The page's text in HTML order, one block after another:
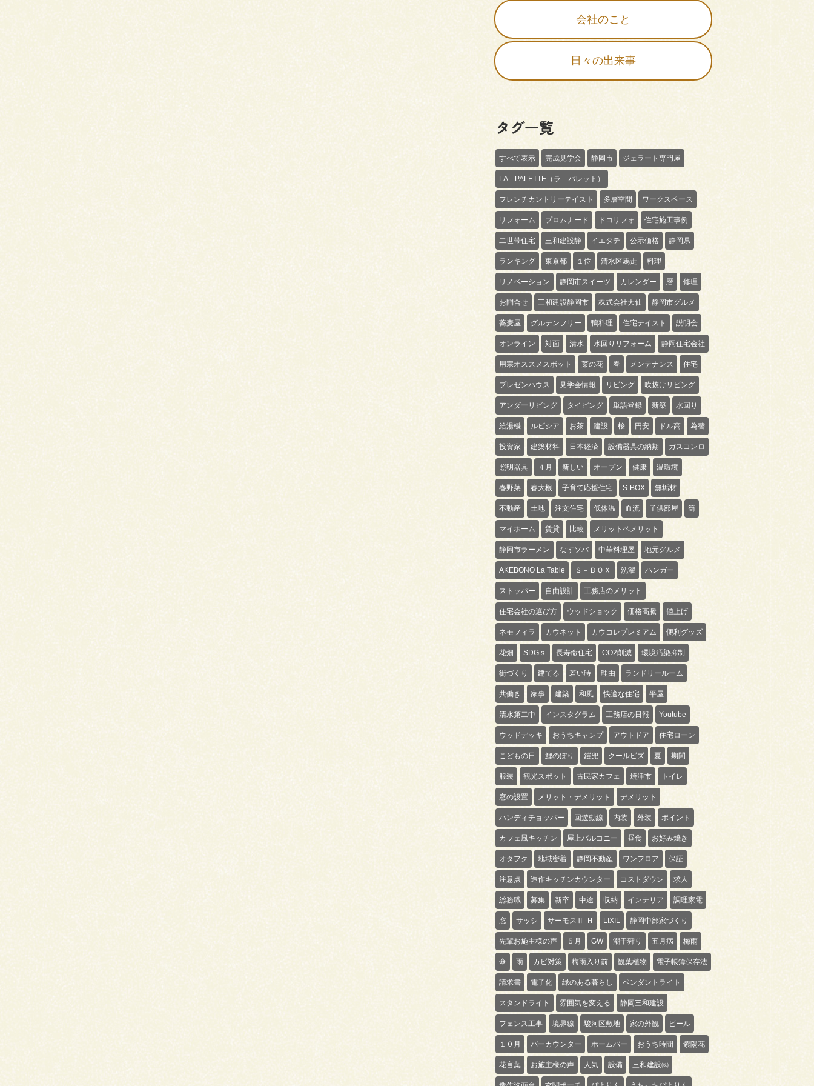
会社のこと
日々の出来事
タグ一覧
すべて表示 完成見学会 静岡市 ジェラート専門屋
LA PALETTE（ラ パレット）
フレンチカントリーテイスト 多層空間 ワークスペース
リフォーム プロムナード ドコリフォ 住宅施工事例
二世帯住宅 三和建設静 イエタテ 公示価格 静岡県
ランキング 東京都 １位 清水区馬走 料理
リノベーション 静岡市スイーツ カレンダー 暦 修理
お問合せ 三和建設静岡市 株式会社大仙 静岡市グルメ
蕎麦屋 グルテンフリー 鴨料理 住宅テイスト 説明会
オンライン 対面 清水 水回りリフォーム 静岡住宅会社
用宗オススメスポット 菜の花 春 メンテナンス 住宅
プレゼンハウス 見学会情報 リビング 吹抜けリビング
アンダーリビング タイピング 単語登録 新築 水回り
給湯機 ルピシア お茶 建設 桜 円安 ドル高 為替
投資家 建築材料 日本経済 設備器具の納期 ガスコンロ
照明器具 ４月 新しい オープン 健康 温環境
春野菜 春大根 子育て応援住宅 S-BOX 無垢材
不動産 土地 注文住宅 低体温 血流 子供部屋 筍
マイホーム 賃貸 比較 メリットベメリット
静岡市ラーメン なすソバ 中華料理屋 地元グルメ
AKEBONO La Table Ｓ－ＢＯＸ 洗濯 ハンガー
ストッパー 自由設計 工務店のメリット
住宅会社の選び方 ウッドショック 価格高騰 値上げ
ネモフィラ カウネット カウコレプレミアム 便利グッズ
花畑 SDGｓ 長寿命住宅 CO2削減 環境汚染抑制
街づくり 建てる 若い時 理由 ランドリールーム
共働き 家事 建築 和風 快適な住宅 平屋
清水第二中 インスタグラム 工務店の日報 Youtube
ウッドデッキ おうちキャンプ アウトドア 住宅ローン
こどもの日 鯉のぼり 鎧兜 クールビズ 夏 期間
服装 観光スポット 古民家カフェ 焼津市 トイレ
窓の設置 メリット・デメリット デメリット
ハンディチョッパー 回遊動線 内装 外装 ポイント
カフェ風キッチン 屋上バルコニー 昼食 お好み焼き
オタフク 地域密着 静岡不動産 ワンフロア 保証
注意点 造作キッチンカウンター コストダウン 求人
総務職 募集 新卒 中途 収納 インテリア 調理家電
窓 サッシ サーモスⅡ-Ｈ LIXIL 静岡中部家づくり
先輩お施主様の声 ５月 GW 潮干狩り 五月病 梅雨
傘 雨 カビ対策 梅雨入り前 観葉植物 電子帳簿保存法
請求書 電子化 緑のある暮らし ペンダントライト
スタンドライト 雰囲気を変える 静岡三和建設
フェンス工事 境界線 駿河区敷地 家の外観 ビール
１０月 バーカウンター ホームバー おうち時間 紫陽花
花言葉 お施主様の声 人気 設備 三和建設㈱